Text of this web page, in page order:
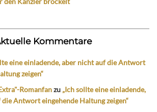
Kommentare
eine einladende, aber nicht auf die Antwort
zeigen“
Romanfanzu „Ich sollte eine einladende,
Antwort eingehende Haltung zeigen“